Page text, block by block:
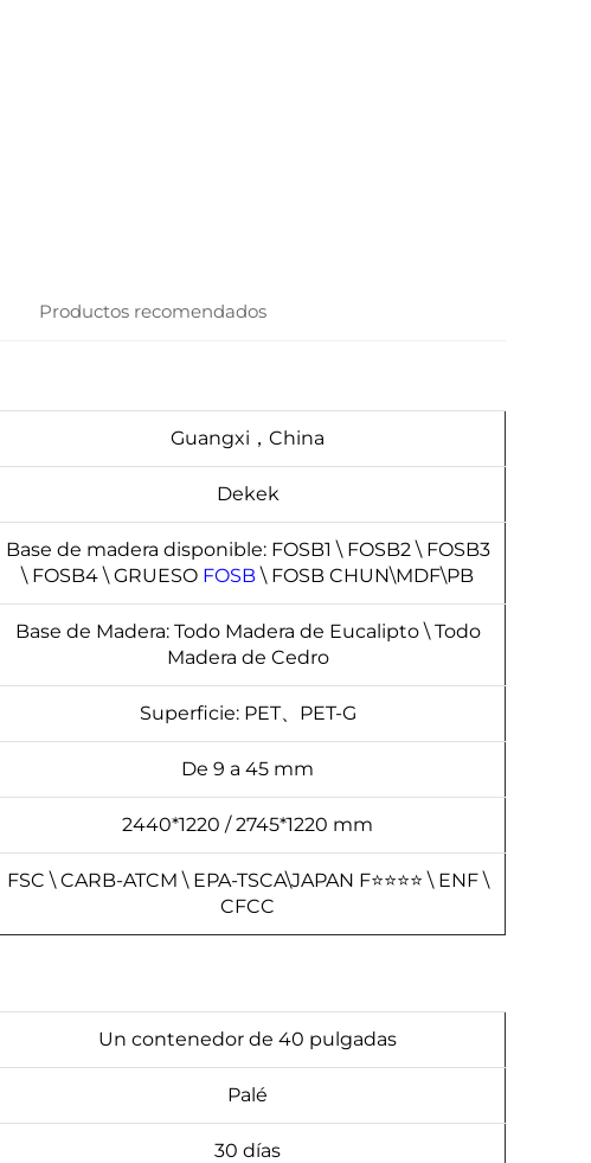
Productos recomendados
Guangxi，China
Dekek
Base de madera disponible: FOSB1 \ FOSB2 \ FOSB3
\ FOSB4 \ GRUESO FOSB\ FOSB CHUN\MDF\PB
Base de Madera: Todo Madera de Eucalipto \ Todo
Madera de Cedro
Superficie: PET、PET-G
De 9 a 45 mm
2440*1220 / 2745*1220 mm
FSC \ CARB-ATCM \ EPA-TSCA\JAPAN F⭐⭐⭐⭐ \ ENF \
CFCC
Un contenedor de 40 pulgadas
Palé
30 días